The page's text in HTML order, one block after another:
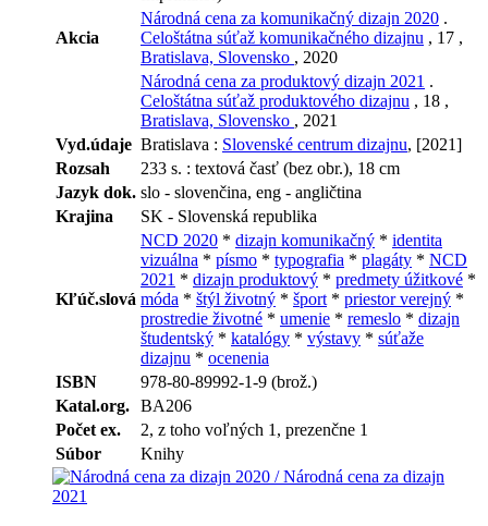
Akcia
Národná cena za komunikačný dizajn 2020 .
Celoštátna súťaž komunikačného dizajnu , 17 ,
Bratislava, Slovensko , 2020
Národná cena za produktový dizajn 2021 .
Celoštátna súťaž produktového dizajnu , 18 ,
Bratislava, Slovensko , 2021
Vyd.údaje Bratislava : Slovenské centrum dizajnu, [2021]
Rozsah
233 s. : textová časť (bez obr.), 18 cm
Jazyk dok. slo - slovenčina, eng - angličtina
Krajina
SK - Slovenská republika
Kľúč.slová
NCD 2020 * dizajn komunikačný * identita
vizuálna * písmo * typografia * plagáty * NCD
2021 * dizajn produktový * predmety úžitkové *
móda * štýl životný * šport * priestor verejný *
prostredie životné * umenie * remeslo * dizajn
študentský * katalógy * výstavy * súťaže
dizajnu * ocenenia
ISBN
978-80-89992-1-9 (brož.)
Katal.org. BA206
Počet ex.
2, z toho voľných 1, prezenčne 1
Súbor
Knihy